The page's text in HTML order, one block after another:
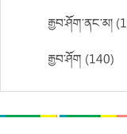
རྒྱབ་ཤོག་ནང་མ།
རྒྱབ་ཤོག (140)